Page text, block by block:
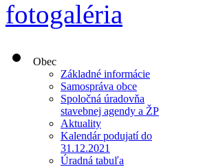
Obec
Základné informácie
Samospráva obce
Spoločná úradovňa
stavebnej agendy a ŽP
Aktuality
Kalendár podujatí do
31.12.2021
Úradná tabuľa